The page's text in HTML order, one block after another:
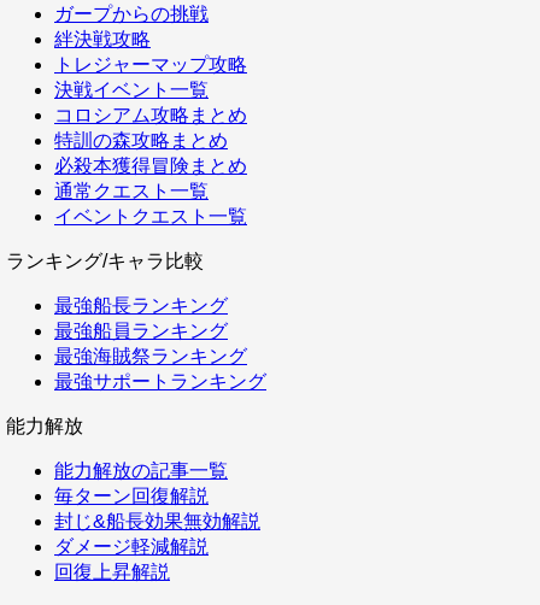
ガープからの挑戦
絆決戦攻略
トレジャーマップ攻略
決戦イベント一覧
コロシアム攻略まとめ
特訓の森攻略まとめ
必殺本獲得冒険まとめ
通常クエスト一覧
イベントクエスト一覧
ランキング/キャラ比較
最強船長ランキング
最強船員ランキング
最強海賊祭ランキング
最強サポートランキング
能力解放
能力解放の記事一覧
毎ターン回復解説
封じ&船長効果無効解説
ダメージ軽減解説
回復上昇解説